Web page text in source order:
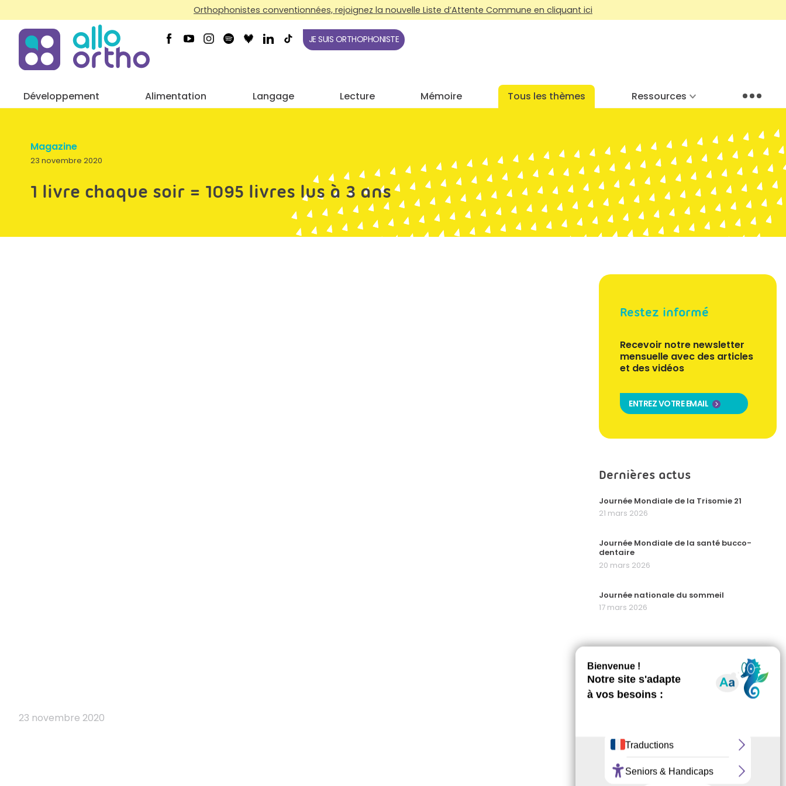
Orthophonistes conventionnées, rejoignez la nouvelle Liste d’Attente Commune en cliquant ici
JE SUIS ORTHOPHONISTE
Développement Alimentation Langage Lecture Mémoire Tous les thèmes Ressources Menu
Magazine
23 novembre 2020
1 livre chaque soir = 1095 livres lus à 3 ans
Restez informé
Recevoir notre newsletter
mensuelle avec des articles
et des vidéos
ENTREZ VOTRE EMAIL
Dernières actus
Journée Mondiale de la Trisomie 21
21 mars 2026
Journée Mondiale de la santé bucco-
dentaire
20 mars 2026
Journée nationale du sommeil
17 mars 2026
23 novembre 2020